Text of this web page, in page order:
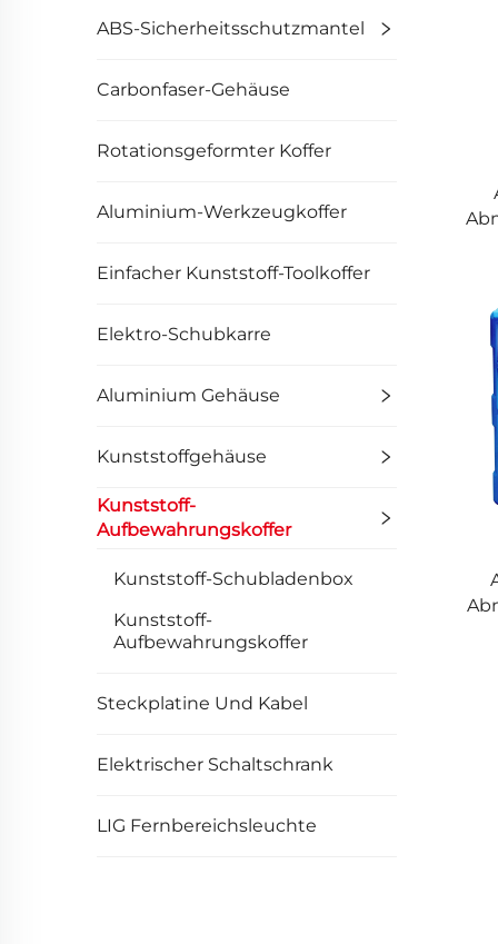
ABS-Sicherheitsschutzmantel
Carbonfaser-Gehäuse
Rotationsgeformter Koffer
Aluminium-Werkzeugkoffer
Einfacher Kunststoff-Toolkoffer
Elektro-Schubkarre
Aluminium Gehäuse
Kunststoffgehäuse
Kunststoff-
Aufbewahrungskoffer
Kunststoff-Schubladenbox
Kunststoff-
Aufbewahrungskoffer
Steckplatine Und Kabel
Elektrischer Schaltschrank
LIG Fernbereichsleuchte